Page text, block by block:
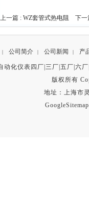
上一篇 : WZ套管式热电阻 下
| 公司简介 | 公司新闻 | 产
动化仪表四厂|三厂|五厂|六
版权所有
地址：上海市
GoogleSitemap